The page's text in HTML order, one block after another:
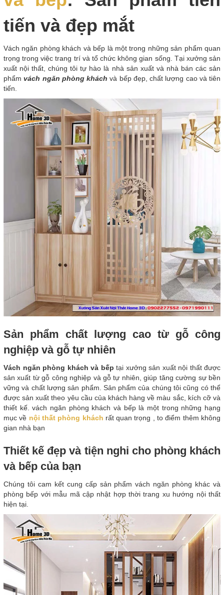
tiến và đẹp mắt
Vách ngăn phòng khách và bếp là một trong những sản phẩm quan
trọng trong việc trang trí và tổ chức không gian sống. Tại xưởng sản
xuất nội thất, chúng tôi tự hào là nhà sản xuất và nhà bán các sản
phẩmvách ngăn phòng khách và bếp đẹp, chất lượng cao và tiên
tiến.
Sản phẩm chất lượng cao từ gỗ công
nghiệp và gỗ tự nhiên
Vách ngăn phòng khách và bếp tại xưởng sản xuất nội thất được
sản xuất từ gỗ công nghiệp và gỗ tự nhiên, giúp tăng cường sự bền
vững và chất lượng sản phẩm. Sản phẩm của chúng tôi cũng có thể
được sản xuất theo yêu cầu của khách hàng về màu sắc, kích cỡ và
thiết kế. vách ngăn phòng khách và bếp là một trong những hạng
mục về nội thất phòng khách rất quan trọng , to điểm thêm không
gian nhà bạn
Thiết kế đẹp và tiện nghi cho phòng khách
và bếp của bạn
Chúng tôi cam kết cung cấp sản phẩm vách ngăn phòng khác và
phòng bếp với mẫu mã cập nhật hợp thời trang xu hướng nội thất
hiện tại.